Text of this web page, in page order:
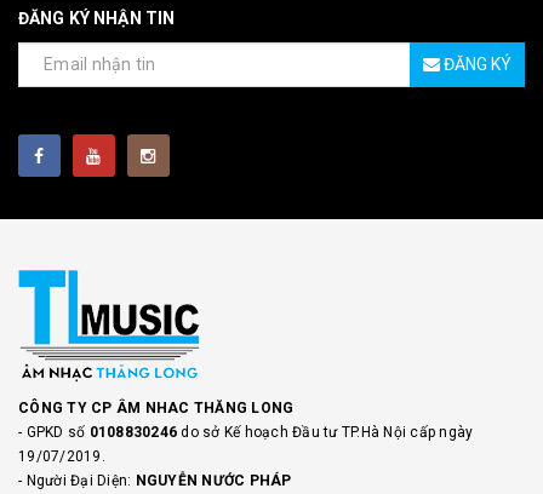
ĐĂNG KÝ NHẬN TIN
ĐĂNG KÝ
CÔNG TY CP ÂM NHAC THĂNG LONG
- GPKD số 0108830246do sở Kế hoạch Đầu tư TP.Hà Nội cấp ngày
19/07/2019.
- Người Đại Diện: NGUYỄN NƯỚC PHÁP